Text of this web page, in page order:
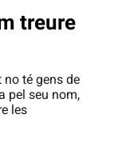
treure
no té gens de
pel seu nom,
les